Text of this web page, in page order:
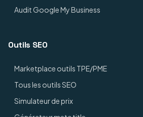
Audit Google My Business
Outils SEO
Marketplace outils TPE/PME
Tous les outils SEO
Simulateur de prix